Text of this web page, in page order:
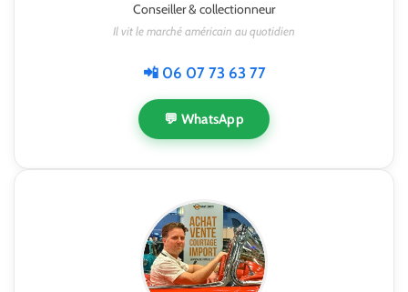
Conseiller & collectionneur
Il vit le marché américain au quotidien
📲 06 07 73 63 77
💬 WhatsApp